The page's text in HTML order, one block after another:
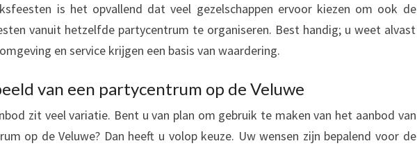
is het opvallend dat veel gezelschappen ervoor kiezen om ook de
vanuit hetzelfde partycentrum te organiseren. Best handig; u weet alvast
en service krijgen een basis van waardering.
van een partycentrum op de Veluwe
zit veel variatie. Bent u van plan om gebruik te maken van het aanbod van
op de Veluwe? Dan heeft u volop keuze. Uw wensen zijn bepalend voor de